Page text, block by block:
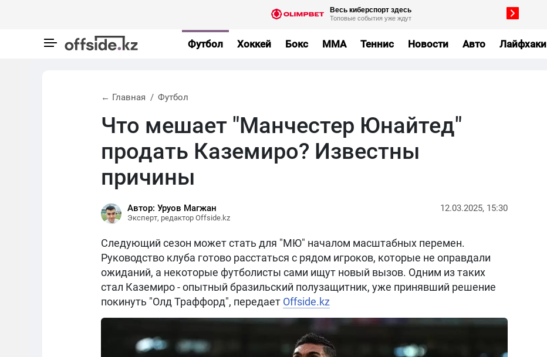
Футбол Хоккей Бокс MMA Теннис Новости Авто Лайфхаки
← Главная Футбол
Что мешает "Манчестер Юнайтед"
продать Каземиро? Известны
причины
Автор: Уруов Магжан
Эксперт, редактор Offside.kz
12.03.2025, 15:30
Следующий сезон может стать для "МЮ" началом масштабных перемен.
Руководство клуба готово расстаться с рядом игроков, которые не оправдали
ожиданий, а некоторые футболисты сами ищут новый вызов. Одним из таких
стал Каземиро - опытный бразильский полузащитник, уже принявший решение
покинуть "Олд Траффорд", передает Offside.kz